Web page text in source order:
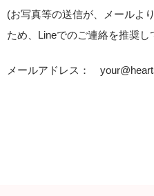
(お写真等の送信が、メールよ
ため、Lineでのご連絡を推奨
メールアドレス：